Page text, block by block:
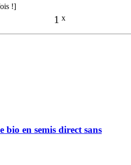
!]
1 x
en semis direct sans